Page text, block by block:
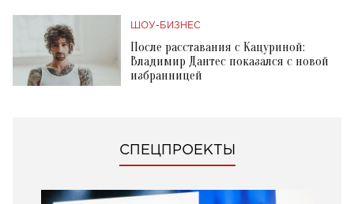
ШОУ-БИЗНЕС
После расставания с Кацуриной:
Владимир Дантес показался с новой
избранницей
СПЕЦПРОЕКТЫ